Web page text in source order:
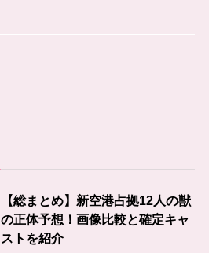
【総まとめ】新空港占拠12人の獣
の正体予想！画像比較と確定キャ
ストを紹介